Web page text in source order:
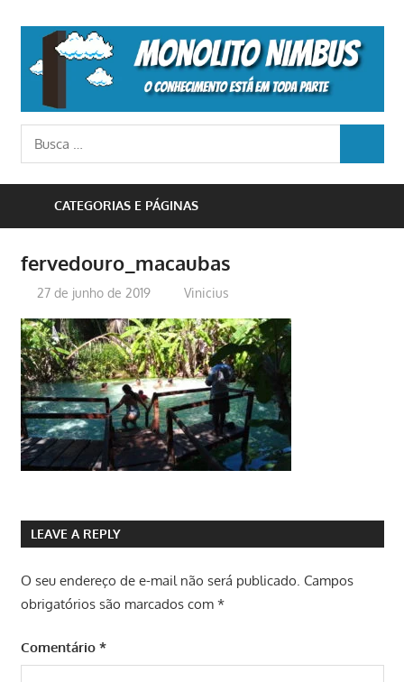
content
o
conhecimento
Busca
para:
CATEGORIAS E PÁGINAS
fervedouro_macaubas
27 de junho de 2019 Vinicius
LEAVE A REPLY
O seu endereço de e-mail não será publicado. Campos
obrigatórios são marcados com *
Comentário *